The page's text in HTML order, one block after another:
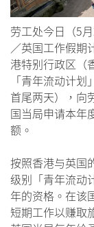
劳工处今日（5
／英国工作假期
港特别行政区（
「青年流动计
首尾两天），向
国当局申请本年
额。
按照香港与英国
级别「青年流动
年的资格。在该
短期工作以赚取